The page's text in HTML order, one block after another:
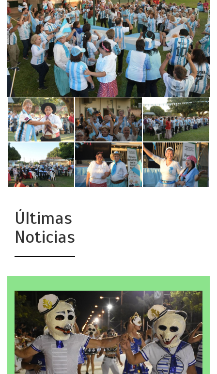
Últimas
Noticias